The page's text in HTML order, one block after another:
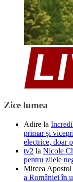
Zice lumea
Adire la
primar și
electrice, doar
tv2 la Nicole
pentru zilele
Mircea Apostol
a României în